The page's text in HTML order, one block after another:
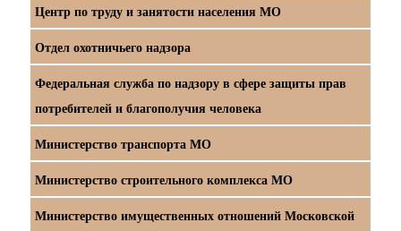
Центр по труду и занятости населения МО
Отдел охотничьего надзора
Федеральная служба по надзору в сфере защиты прав
потребителей и благополучия человека
Министерство транспорта МО
Министерство строительного комплекса МО
Министерство имущественных отношений Московской